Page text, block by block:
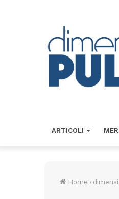
ARTICOLI
Home ›